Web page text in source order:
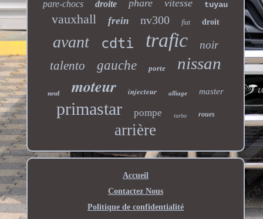
pare-chocs droite phare vitesse tuyau
vauxhall frein nv300 fiat droit
avant cdti trafic noir
talento gauche porte nissan
neuf moteur injecteur alliage master
primastar pompe turbo roues
arrière
Accueil
Contactez Nous
Politique de confidentialité